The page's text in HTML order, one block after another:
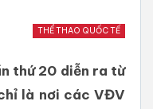
THỂ THAO QUỐC TẾ
thứ 20 diễn ra từ
là nơi các VĐV